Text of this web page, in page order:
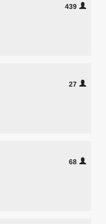
439
27
68